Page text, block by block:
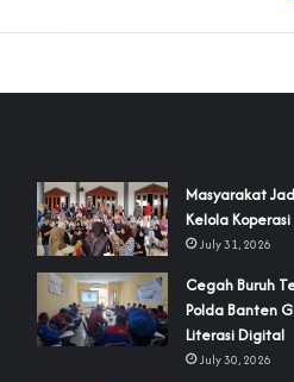
‎Masyarakat
Kelola
July 31, 2026
Cegah Buruh
Polda Banten
Literasi Digital
July 30, 2026